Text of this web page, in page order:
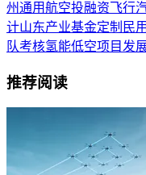
州通用航空投融资飞行
计山东产业基金定制 民
队考核氢能低空项目 发
推荐阅读